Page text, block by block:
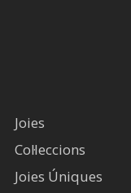
Joies
Col·leccions
Joies Úniques